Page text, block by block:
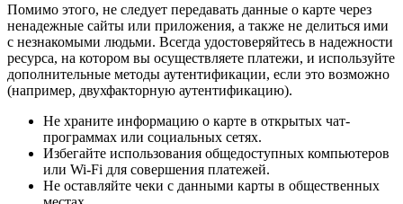
Помимо этого, не следует передавать данные о карте через
ненадежные сайты или приложения, а также не делиться ими
с незнакомыми людьми. Всегда удостоверяйтесь в надежности
ресурса, на котором вы осуществляете платежи, и используйте
дополнительные методы аутентификации, если это возможно
(например, двухфакторную аутентификацию).
Не храните информацию о карте в открытых чат-
программах или социальных сетях.
Избегайте использования общедоступных компьютеров
или Wi-Fi для совершения платежей.
Не оставляйте чеки с данными карты в общественных